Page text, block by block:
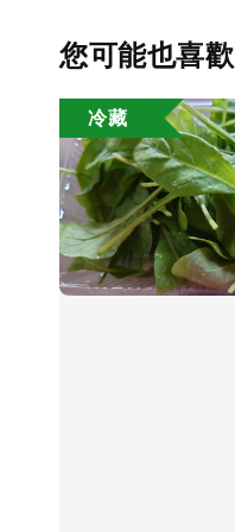
您可能也喜歡
冷藏